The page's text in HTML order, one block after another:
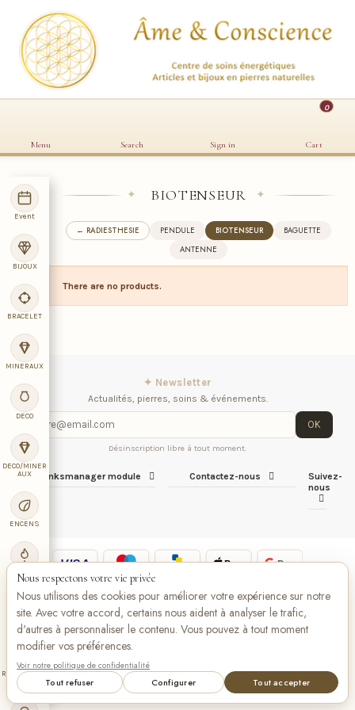
Menu Search Sign in
0
Cart
Event
BIJOUX
BRACELET
MINERAUX
DECO
DECO/MINER
AUX
ENCENS
BOUGIE
LIBRAIRIE
RADIESTHES
✦ BIOTENSEUR ✦
← RADIESTHESIE PENDULE BIOTENSEUR
BAGUETTE
ANTENNE
There are no products.
✦ Newsletter
Actualités, pierres, soins & événements.
OK
Désinscription libre à tout moment.
iqitlinksmanager module Contactez-nous
Suivez-
nous
VISA Pay Pay
Nous respectons votre vie privée
Nous utilisons des cookies pour améliorer votre expérience sur notre
site. Avec votre accord, certains nous aident à analyser le trafic,
d'autres à personnaliser le contenu. Vous pouvez à tout moment
modifier vos préférences.
Voir notre politique de confidentialité
Tout refuser Configurer Tout accepter